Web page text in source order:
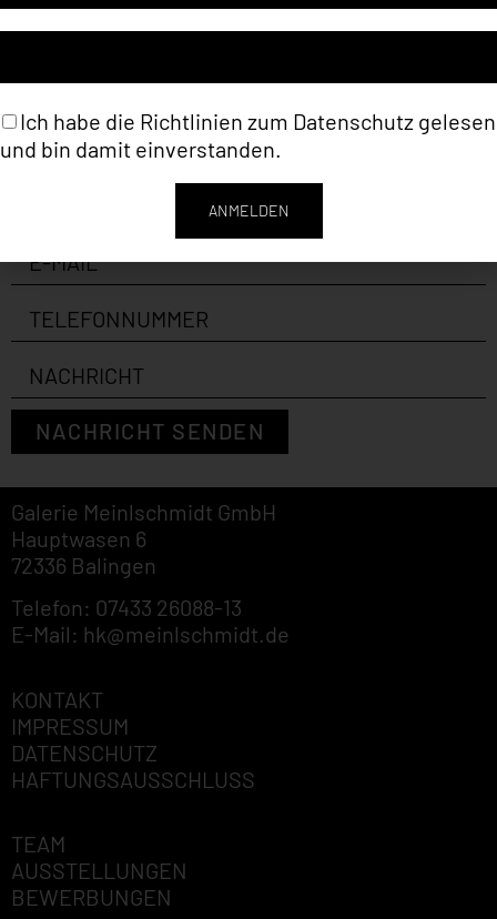
NACHRICHT SENDEN
Galerie Meinlschmidt GmbH
Hauptwasen 6
72336 Balingen
Telefon: 07433 26088-13
E-Mail: hk@meinlschmidt.de
KONTAKT
IMPRESSUM
DATENSCHUTZ
HAFTUNGSAUSSCHLUSS
TEAM
AUSSTELLUNGEN
BEWERBUNGEN
Ich habe die Richtlinien zum Datenschutz gelesen
und bin damit einverstanden.
ANMELDEN